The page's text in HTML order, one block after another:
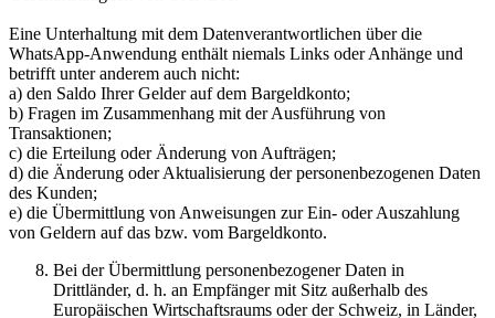
Eine Unterhaltung mit dem Datenverantwortlichen über die
WhatsApp-Anwendung enthält niemals Links oder Anhänge und
betrifft unter anderem auch nicht:
a) den Saldo Ihrer Gelder auf dem Bargeldkonto;
b) Fragen im Zusammenhang mit der Ausführung von
Transaktionen;
c) die Erteilung oder Änderung von Aufträgen;
d) die Änderung oder Aktualisierung der personenbezogenen Daten
des Kunden;
e) die Übermittlung von Anweisungen zur Ein- oder Auszahlung
von Geldern auf das bzw. vom Bargeldkonto.
Bei der Übermittlung personenbezogener Daten in
Drittländer, d. h. an Empfänger mit Sitz außerhalb des
Europäischen Wirtschaftsraums oder der Schweiz, in Länder,